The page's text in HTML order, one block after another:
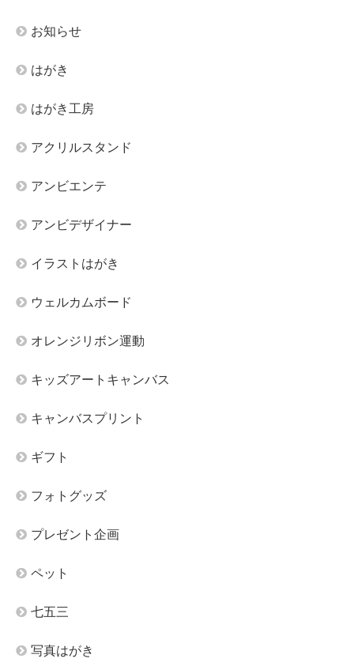
お知らせ
はがき
はがき工房
アクリルスタンド
アンビエンテ
アンビデザイナー
イラストはがき
ウェルカムボード
オレンジリボン運動
キッズアートキャンバス
キャンバスプリント
ギフト
フォトグッズ
プレゼント企画
ペット
七五三
写真はがき